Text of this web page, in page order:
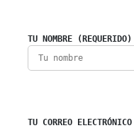
TU NOMBRE (REQUERIDO)
TU CORREO